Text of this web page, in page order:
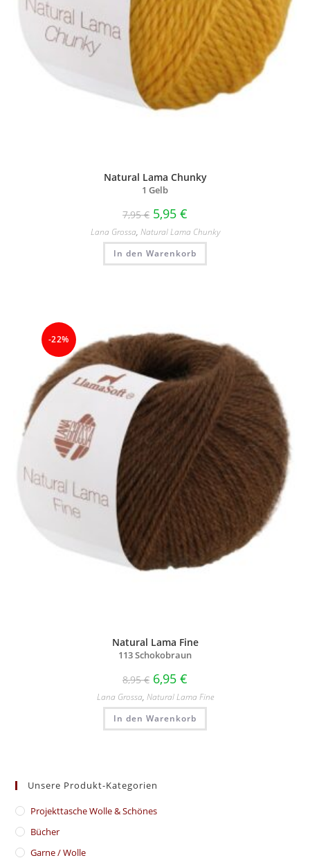
Natural Lama Chunky
1 Gelb
7,95€ 5,95 €
Lana Grossa, Natural Lama Chunky
In den Warenkorb
-22%
Natural Lama Fine
113 Schokobraun
8,95€ 6,95 €
Lana Grossa, Natural Lama Fine
In den Warenkorb
Unsere Produkt-Kategorien
​Projekttasche Wolle & Schönes
Bücher
Garne / Wolle